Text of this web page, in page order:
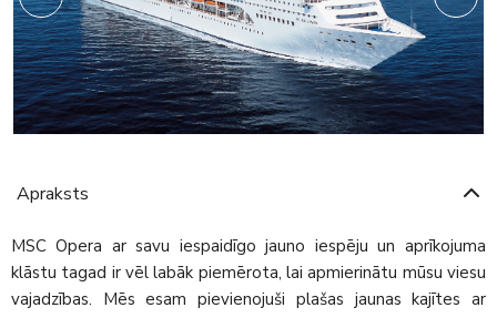
Apraksts
MSC Opera ar savu iespaidīgo jauno iespēju un aprīkojuma
klāstu tagad ir vēl labāk piemērota, lai apmierinātu mūsu viesu
vajadzības. Mēs esam pievienojuši plašas jaunas kajītes ar